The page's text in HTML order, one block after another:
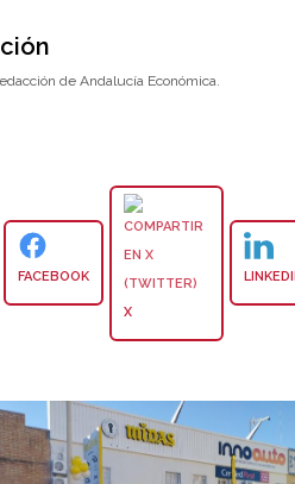
de Andalucía Económica.
FACEBOOK
X